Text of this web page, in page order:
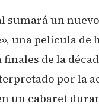
sumará un
una película
de la
por la
un cabaret